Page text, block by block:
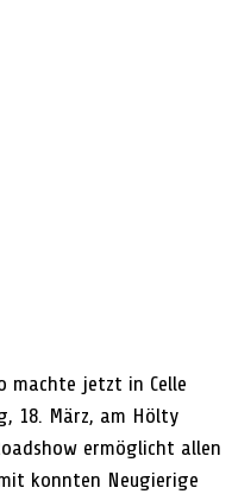
machte jetzt in Celle
18. März, am Hölty
ermöglicht allen
konnten Neugierige